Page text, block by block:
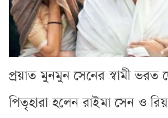
প্রয়াত মুনমুন সেনের স্বামী ভরত
পিতৃহারা হলেন রাইমা সেন ও